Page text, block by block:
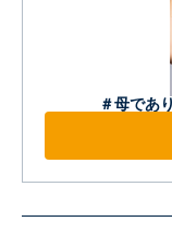
＃母であ